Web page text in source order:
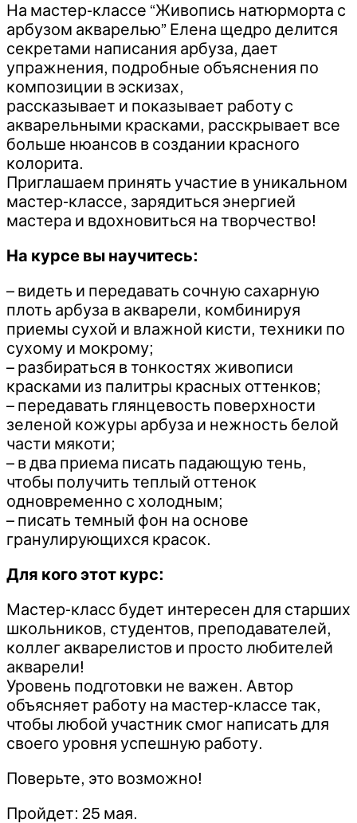
На мастер-классе “Живопись натюрморта с
арбузом акварелью” Елена щедро делится
секретами написания арбуза, дает
упражнения, подробные объяснения по
композиции в эскизах,
рассказывает и показывает работу с
акварельными красками, расскрывает все
больше нюансов в создании красного
колорита.
Приглашаем принять участие в уникальном
мастер-классе, зарядиться энергией
мастера и вдохновиться на творчество!
На курсе вы научитесь:
– видеть и передавать сочную сахарную
плоть арбуза в акварели, комбинируя
приемы сухой и влажной кисти, техники по
сухому и мокрому;
– разбираться в тонкостях живописи
красками из палитры красных оттенков;
– передавать глянцевость поверхности
зеленой кожуры арбуза и нежность белой
части мякоти;
– в два приема писать падающую тень,
чтобы получить теплый оттенок
одновременно с холодным;
– писать темный фон на основе
гранулирующихся красок.
Для кого этот курс:
Мастер-класс будет интересен для старших
школьников, студентов, преподавателей,
коллег акварелистов и просто любителей
акварели!
Уровень подготовки не важен. Автор
объясняет работу на мастер-классе так,
чтобы любой участник смог написать для
своего уровня успешную работу.
Поверьте, это возможно!
Пройдет: 25 мая.